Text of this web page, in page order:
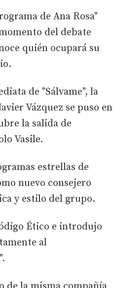
de Ana Rosa"
del debate
quién ocupará su
de "Sálvame", la
Vázquez se puso en
la salida de
Vasile.
estrellas de
nuevo consejero
y estilo del grupo.
Ético e introdujo
al